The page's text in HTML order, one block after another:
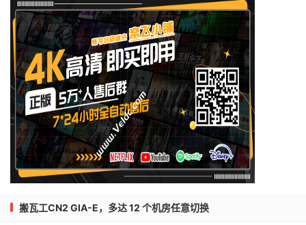
搬瓦工CN2 GIA-E，多达 12 个机房任意切换